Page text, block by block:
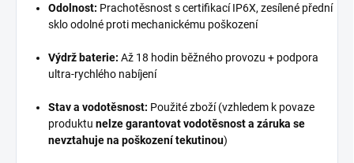
Odolnost: Prachotěsnost s certifikací IP6X, zesílené přední
sklo odolné proti mechanickému poškození
Výdrž baterie: Až 18 hodin běžného provozu + podpora
ultra-rychlého nabíjení
Stav a vodotěsnost: Použité zboží (vzhledem k povaze
produktu nelze garantovat vodotěsnost a záruka se
nevztahuje na poškození tekutinou)